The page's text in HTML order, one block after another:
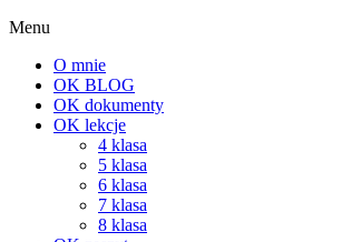
Menu
O mnie
OK BLOG
OK dokumenty
OK lekcje
4 klasa
5 klasa
6 klasa
7 klasa
8 klasa